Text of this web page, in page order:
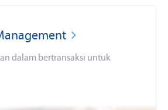
dalam bertransaksi untuk